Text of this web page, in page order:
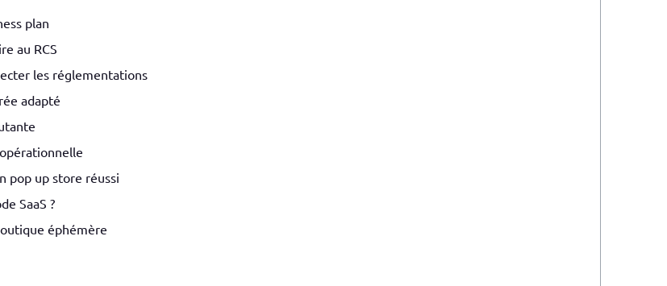
plan
au RCS
les réglementations
adapté
pop up store réussi
SaaS ?
éphémère